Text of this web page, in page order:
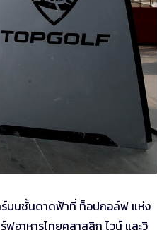
ร์บนชั้นดาดฟ้าที่ ท็อปกอล์ฟ แห่ง
ฟอาหารไทยคลาสสิก ไวน์ และวิ